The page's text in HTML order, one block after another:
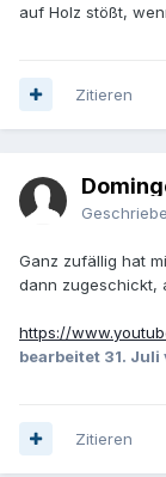
auf Holz stößt,
Zitieren
Ganz zufällig hat
dann zugeschickt,
https://
bearbeitet 31. Juli
Zitieren